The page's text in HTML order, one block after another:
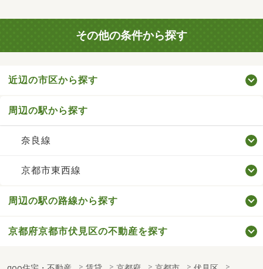
その他の条件から探す
近辺の市区から探す
周辺の駅から探す
奈良線
京都市東西線
周辺の駅の路線から探す
京都府京都市伏見区の不動産を探す